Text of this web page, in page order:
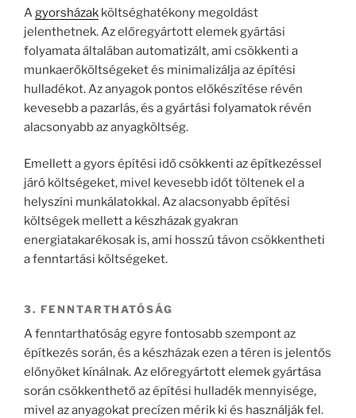
Agyorsházak költséghatékony megoldást
jelenthetnek. Az előregyártott elemek gyártási
folyamata általában automatizált, ami csökkenti a
munkaerőköltségeket és minimalizálja az építési
hulladékot. Az anyagok pontos előkészítése révén
kevesebb a pazarlás, és a gyártási folyamatok révén
alacsonyabb az anyagköltség.
Emellett a gyors építési idő csökkenti az építkezéssel
járó költségeket, mivel kevesebb időt töltenek el a
helyszíni munkálatokkal. Az alacsonyabb építési
költségek mellett a készházak gyakran
energiatakarékosak is, ami hosszú távon csökkentheti
a fenntartási költségeket.
3. FENNTARTHATÓSÁG
A fenntarthatóság egyre fontosabb szempont az
építkezés során, és a készházak ezen a téren is jelentős
előnyöket kínálnak. Az előregyártott elemek gyártása
során csökkenthető az építési hulladék mennyisége,
mivel az anyagokat precízen mérik ki és használják fel.